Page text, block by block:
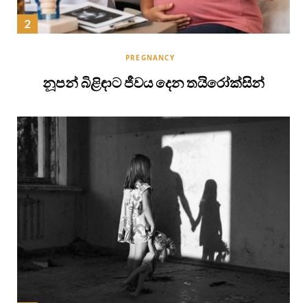
PREGNANCY
නූපන් බිළිඳාට ජීවය දෙන තයිරෝක්සින්